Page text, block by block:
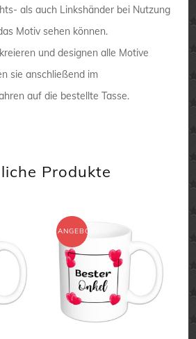
als auch Linkshänder bei Nutzung
Motiv sehen können.
und designen alle Motive
sie anschließend im
auf die bestellte Tasse.
Produkte
ANGEBOT!